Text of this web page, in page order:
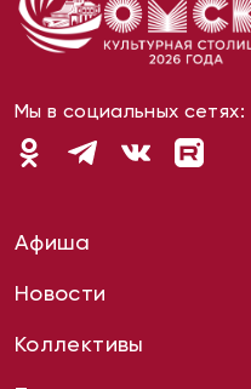
Мы в социальных сетях:
Афиша
Новости
Коллективы